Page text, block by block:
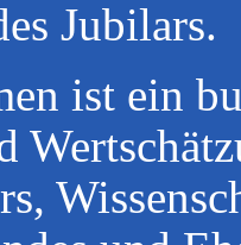
Jubilars.
ist ein